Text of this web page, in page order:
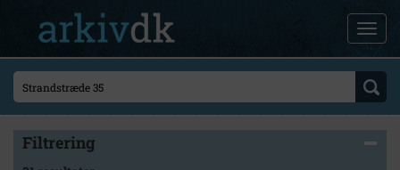
Filtrering